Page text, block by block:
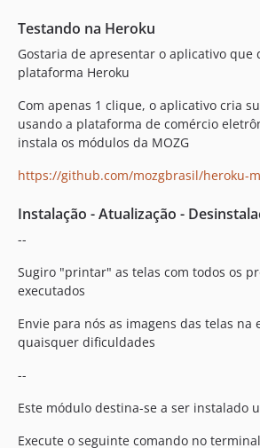
Testando na Heroku
Gostaria de apresentar o aplicativo
plataforma Heroku
Com apenas 1 clique, o aplicativo cria
usando a plataforma de comércio
instala os módulos da MOZG
https://github.com/mozgbrasil/heroku-
Instalação - Atualização -
--
Sugiro "printar" as telas com todos os
executados
Envie para nós as imagens das telas na
quaisquer dificuldades
--
Este módulo destina-se a ser instalado
Execute o seguinte comando no